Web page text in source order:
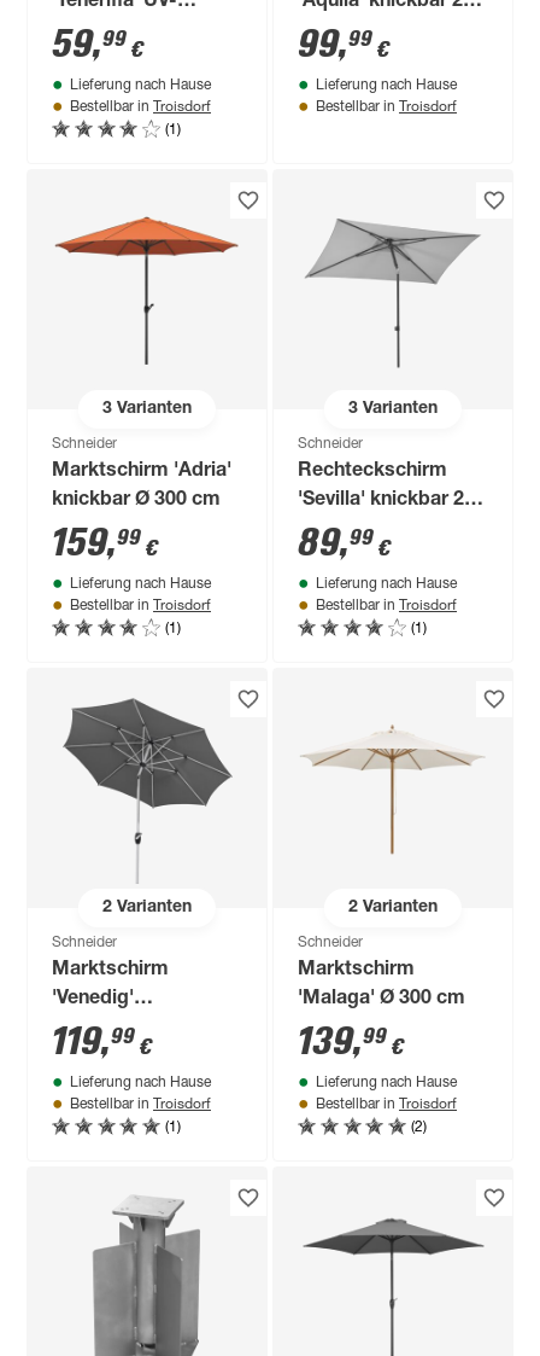
beständig/wasserabweisend
360 x 250 cm
59,99 €
Lieferung nach Hause
Bestellbar in Troisdorf
(1)
x 120 cm
99,99 €
Lieferung nach Hause
Bestellbar in Troisdorf
3Varianten
Schneider
Marktschirm 'Adria'
knickbar Ø 300 cm
159,99 €
Lieferung nach Hause
Bestellbar in Troisdorf
(1)
3Varianten
Schneider
Rechteckschirm
'Sevilla' knickbar 240
x 140 cm
89,99 €
Lieferung nach Hause
Bestellbar in Troisdorf
(1)
2Varianten
Schneider
Marktschirm
'Venedig'
drehbar/knickbar Ø
270 cm
119,99 €
Lieferung nach Hause
Bestellbar in Troisdorf
(1)
2Varianten
Schneider
Marktschirm
'Malaga' Ø 300 cm
139,99 €
Lieferung nach Hause
Bestellbar in Troisdorf
(2)